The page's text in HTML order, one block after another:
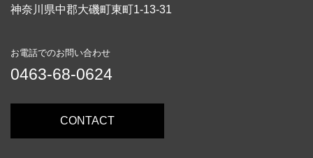
神奈川県中郡大磯町東町1-13-31
お電話でのお問い合わせ
0463-68-0624
CONTACT